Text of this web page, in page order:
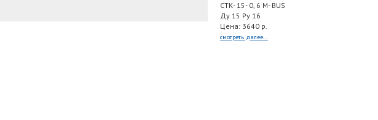
СТК- 15- 0, 6 M- BUS
Ду 15 Ру 16
Цена: 3640 р.
смотреть далее...